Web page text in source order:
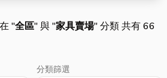
"全區" 與 "家具賣場" 分類 共有 66
分類篩選